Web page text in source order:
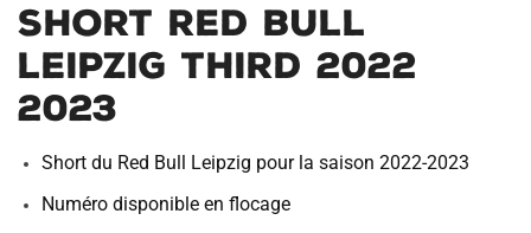
SHORT RED BULL
LEIPZIG THIRD 2022
2023
Short du Red Bull Leipzig pour la saison 2022-2023
Numéro disponible en flocage